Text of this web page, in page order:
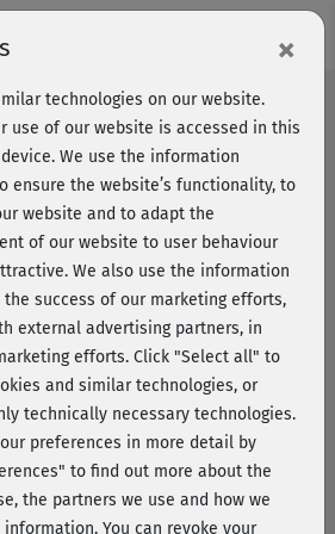
×
technologies on our website.
use of our website is accessed in this
We use the information
ensure the website’s functionality, to
website and to adapt the
of our website to user behaviour
We also use the information
success of our marketing efforts,
external advertising partners, in
efforts. Click "Select all" to
and similar technologies, or
technically necessary technologies.
preferences in more detail by
to find out more about the
the partners we use and how we
You can revoke your